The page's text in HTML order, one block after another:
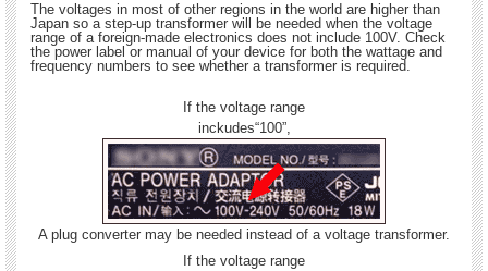
The voltages in most of other regions in the world are higher than
Japan so a step-up transformer will be needed when the voltage
range of a foreign-made electronics does not include 100V. Check
the power label or manual of your device for both the wattage and
frequency numbers to see whether a transformer is required.
If the voltage range
inckudes“100”,
A plug converter may be needed instead of a voltage transformer.
If the voltage range